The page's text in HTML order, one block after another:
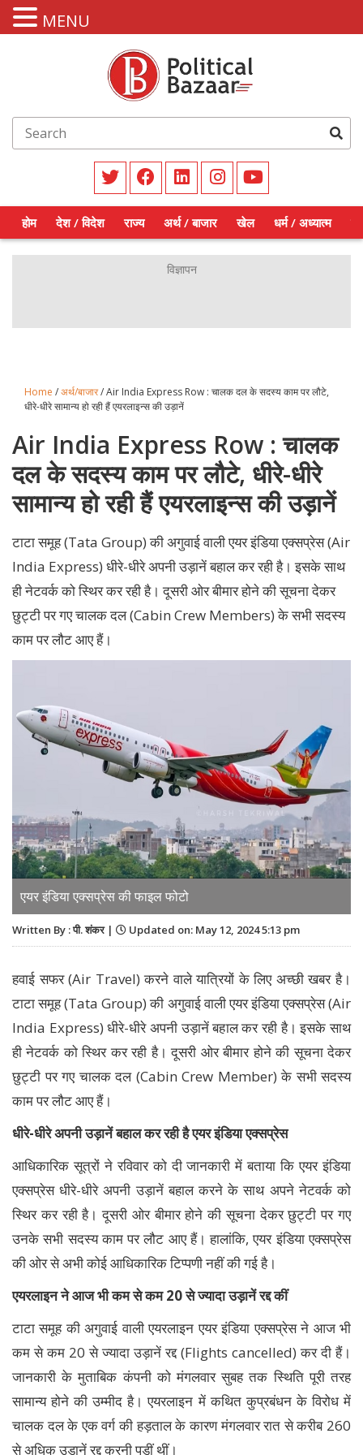
होम देश / विदेश राज्य अर्थ / बाजार खेल धर्म / अध्यात्म
Home /अर्थ/बाजार/ Air India Express Row : चालक दल के सदस्‍य काम पर लौटे,
धीरे-धीरे सामान्य हो रही हैं एयरलाइन्स की उड़ानें
Air India Express Row : चालक
दल के सदस्‍य काम पर लौटे, धीरे-धीरे
सामान्य हो रही हैं एयरलाइन्स की उड़ानें
टाटा समूह (Tata Group) की अगुवाई वाली एयर इंडिया एक्सप्रेस (Air
India Express) धीरे-धीरे अपनी उड़ानें बहाल कर रही है। इसके साथ
ही नेटवर्क को स्थिर कर रही है। दूसरी ओर बीमार होने की सूचना देकर
छुट्टी पर गए चालक दल (Cabin Crew Members) के सभी सदस्य
काम पर लौट आए हैं।
एयर इंडिया एक्सप्रेस की फाइल फोटो
Written By : पी. शंकर | Updated on: May 12, 2024 5:13 pm
हवाई सफर (Air Travel) करने वाले यात्रियों के लिए अच्‍छी खबर है।
टाटा समूह (Tata Group) की अगुवाई वाली एयर इंडिया एक्सप्रेस (Air
India Express) धीरे-धीरे अपनी उड़ानें बहाल कर रही है। इसके साथ
ही नेटवर्क को स्थिर कर रही है। दूसरी ओर बीमार होने की सूचना देकर
छुट्टी पर गए चालक दल (Cabin Crew Member) के सभी सदस्य
काम पर लौट आए हैं।
धीरे-धीरे अपनी उड़ानें बहाल कर रही है एयर इंडिया एक्सप्रेस
आधिकारिक सूत्रों ने रविवार को दी जानकारी में बताया कि एयर इंडिया
एक्सप्रेस धीरे-धीरे अपनी उड़ानें बहाल करने के साथ अपने नेटवर्क को
स्थिर कर रही है। दूसरी ओर बीमार होने की सूचना देकर छुट्टी पर गए
उनके सभी सदस्य काम पर लौट आए हैं। हालांकि, एयर इंडिया एक्सप्रेस
की ओर से अभी कोई आधिकारिक टिप्पणी नहीं की गई है।
एयरलाइन ने आज भी कम से कम 20 से ज्‍यादा उड़ानें रद्द कीं
टाटा समूह की अगुवाई वाली एयरलाइन एयर इंडिया एक्‍सप्रेस ने आज भी
कम से कम 20 से ज्‍यादा उड़ानें रद्द (Flights cancelled) कर दी हैं।
जानकारी के मुताबिक कंपनी को मंगलवार सुबह तक स्थिति पूरी तरह
सामान्य होने की उम्मीद है। एयरलाइन में कथित कुप्रबंधन के विरोध में
चालक दल के एक वर्ग की हड़ताल के कारण मंगलवार रात से करीब 260
से अधिक उड़ानें रद्द करनी पड़ीं थीं।
MENU